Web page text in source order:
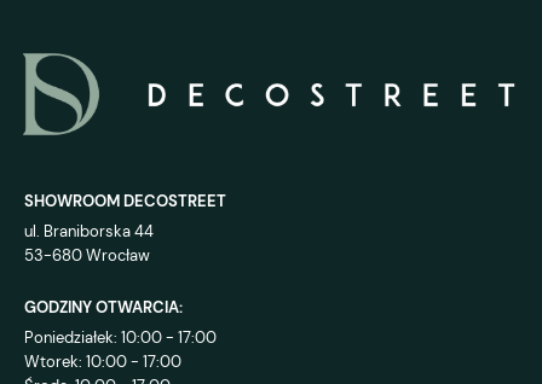
SHOWROOM DECOSTREET
ul. Braniborska 44
53-680 Wrocław
GODZINY OTWARCIA:
Poniedziałek: 10:00 - 17:00
Wtorek: 10:00 - 17:00